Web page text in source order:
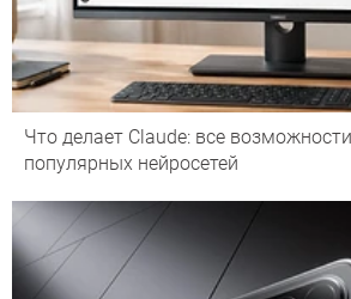
Что делает Сlaude: все
популярных нейросетей